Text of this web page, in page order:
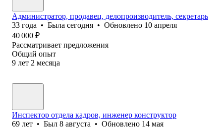
Администратор, продавец, делопроизводитель, секретарь
33 года • Была сегодня • Обновлено 10 апреля
40 000 ₽
Рассматривает предложения
Общий опыт
9 лет 2 месяца
Инспектор отдела кадров, инженер конструктор
69 лет • Был 8 августа • Обновлено 14 мая